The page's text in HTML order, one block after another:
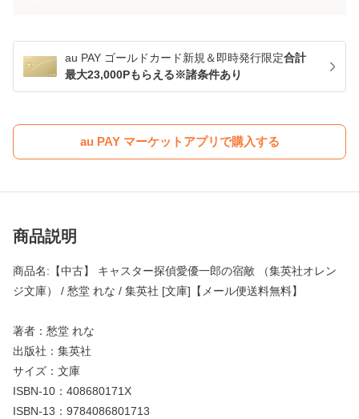
au PAY ゴールドカード新規＆即時発行限定合計
最大23,000Pもらえる※諸条件あり
au PAY マーケットアプリで購入する
商品説明
商品名:【中古】 キャスター探偵愛優一郎の宿敵 （集英社オレン
ジ文庫） / 愁堂 れな / 集英社 [文庫]【メール便送料無料】
著者：愁堂 れな
出版社：集英社
サイズ：文庫
ISBN-10：408680171X
ISBN-13：9784086801713